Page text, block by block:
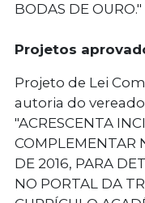
BODAS DE OURO."
Projetos
Projeto de Lei
autoria do
"ACRESCENTA
COMPLEMENTAR
DE 2016, PARA
NO PORTAL DA